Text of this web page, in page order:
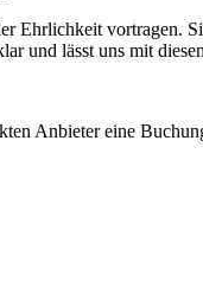
vortragen.
und lässt uns mit
Anbieter eine